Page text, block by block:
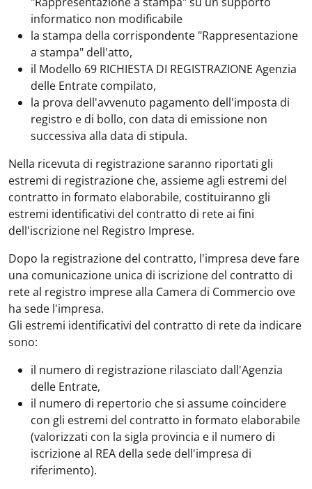
informatico non modificabile
la stampa della corrispondente "Rappresentazione
a stampa" dell'atto,
il Modello 69 RICHIESTA DI REGISTRAZIONE Agenzia
delle Entrate compilato,
la prova dell'avvenuto pagamento dell'imposta di
registro e di bollo, con data di emissione non
successiva alla data di stipula.
Nella ricevuta di registrazione saranno riportati gli
estremi di registrazione che, assieme agli estremi del
contratto in formato elaborabile, costituiranno gli
estremi identificativi del contratto di rete ai fini
dell'iscrizione nel Registro Imprese.
Dopo la registrazione del contratto, l'impresa deve fare
una comunicazione unica di iscrizione del contratto di
rete al registro imprese alla Camera di Commercio ove
ha sede l'impresa.
Gli estremi identificativi del contratto di rete da indicare
sono:
il numero di registrazione rilasciato dall'Agenzia
delle Entrate,
il numero di repertorio che si assume coincidere
con gli estremi del contratto in formato elaborabile
(valorizzati con la sigla provincia e il numero di
iscrizione al REA della sede dell'impresa di
riferimento).